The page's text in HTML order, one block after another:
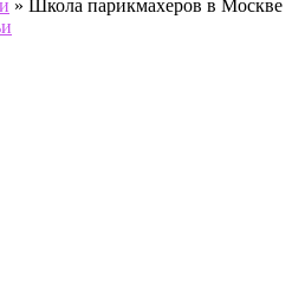
» Школа парикмахеров в Mоскве